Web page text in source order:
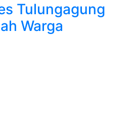
Tulungagung
Warga